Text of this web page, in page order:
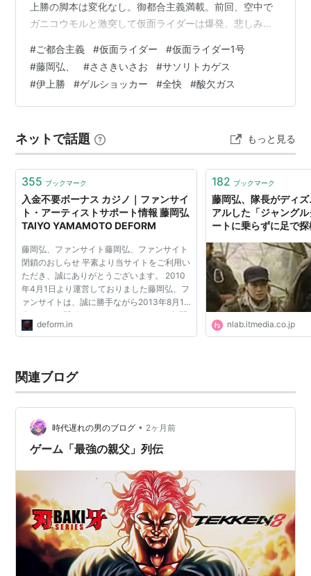
上勝の脚本は変化なし。御都合主義満載。前回、空中で
ガニコウモルと激突して仮面ライダーは爆発。悲しみに
ろにゲルショッカーのブラック将軍から葬式の花輪(時限
爆弾付)が届いた。一方、ゲルショッカーはショッカー科
学者の粛清を開始。サソリトカゲス(八代駿の声で「ソー
リー」と鳴くので謝っているみたい)の酸欠ガスの実験台
大部屋俳優の山浦栄もいる)…
#ご都合主義 #仮面ライダー #仮面ライダー1号
#藤岡弘、 #ささきいさお #サソリトカゲス
#伊上勝 #ゲルショッカー #全快 #酸欠ガス
ネットで話題 もっと見る
355 ブックマーク
入金不要ボーナス カジノ｜ファンサイ
ト・アーティストサポート情報 藤岡弘
TAIYO YAMAMOTO DEFORM
藤岡弘、ファンサイト藤岡弘、ファンサイト
閉鎖のおしらせ 平素より当サイトをご利用い
ただき、誠にありがとうございます。 2010
年4月1日より運営しておりました藤岡弘、フ
ァンサイトは、誠に勝手ながら2013年8月1
日をもって閉鎖させていただきます。 3年間
のご愛顧誠に有難うございました。 入金不要
deform.in
182 ブックマーク
藤岡弘、隊長がディ
アルした「ジャング
ートに乗らずに足で
nlab.itmedia.co.jp
関連ブログ
時代遅れの男のブログ • 2ヶ月前
ゲーム「最強の親父」列伝